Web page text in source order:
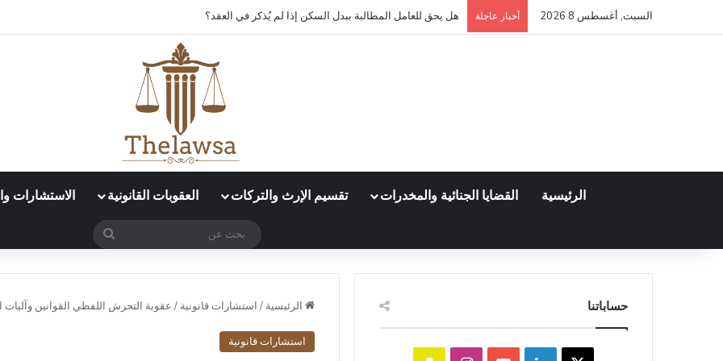
السبت, أغسطس 8 2026 أخبار عاجلة كم مدة قبول أو رفض عقد العمل الإلكتروني في قوى؟
الرئيسية القضايا الجنائية والمخدرات تقسيم الإرث والتركات العقوبات القانونية الاستشارات
بحث
الرئيسية / استشارات قانونية / عقوبة التحرش اللفظي القوانين وآليات
استشارات قانونية
حساباتنا